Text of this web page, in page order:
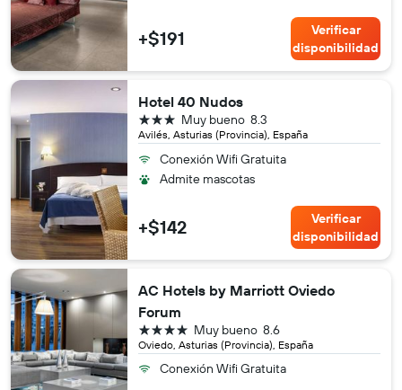
+$191
Verificar
disponibilidad
Hotel 40 Nudos
Avilés, Asturias (Provincia), España
8.3
Muy bueno
3 estrellas
Conexión Wifi Gratuita
Admite mascotas
+$142
Verificar
disponibilidad
AC Hotels by Marriott Oviedo
Forum
Oviedo, Asturias (Provincia), España
8.6
Muy bueno
4 estrellas
Conexión Wifi Gratuita